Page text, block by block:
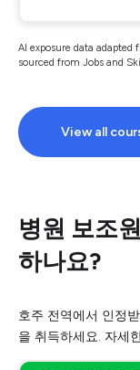
AI exposure data adapted
sourced from Jobs and
View all
병원 보조
하나요?
호주 전역에서 인정
을 취득하세요. 자세